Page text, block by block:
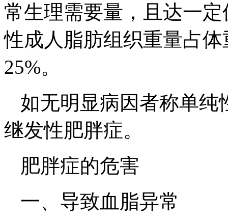
常生理需要量，且达一
性成人脂肪组织重量占体
25%。
如无明显病因者称单纯
继发性肥胖症。
肥胖症的危害
一、导致血脂异常